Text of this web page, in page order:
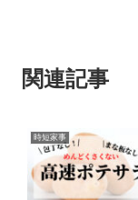
関連記事
時短家事